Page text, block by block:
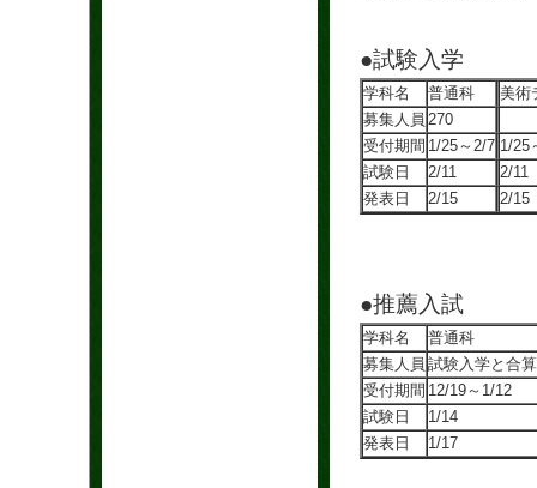
●試験入学
学科名 普通科
美
募集人員 270
受付期間 1/25～2/7 1/25
試験日
2/11
2/11
発表日
2/15 2/15
●推薦入試
学科名
普通科
募集人員 試験入学と合算
受付期間 12/19～1/12
試験日
1/14
発表日
1/17